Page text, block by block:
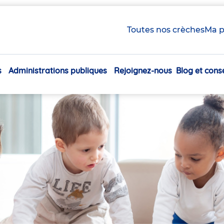
Toutes nos crèchesMa
Navigation
Administrations publiques Rejoignez-nous Blog et